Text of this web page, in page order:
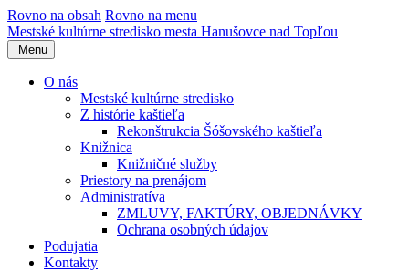
Rovno na obsah Rovno na menu
Mestské kultúrne stredisko mesta Hanušovce nad Topľou
Menu
O nás
Mestské kultúrne stredisko
Z histórie kaštieľa
Rekonštrukcia Šóšovského kaštieľa
Knižnica
Knižničné služby
Priestory na prenájom
Administratíva
ZMLUVY, FAKTÚRY, OBJEDNÁVKY
Ochrana osobných údajov
Podujatia
Kontakty